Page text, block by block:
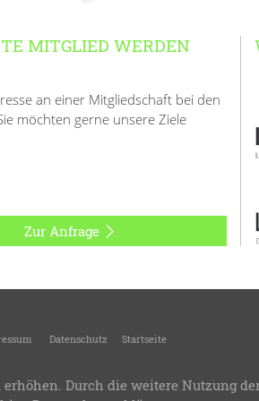
MITGLIED WERDEN
an einer Mitgliedschaft bei den
möchten gerne unsere Ziele
Zur Anfrage
Datenschutz
Startseite
Württemberg-Baden e.V.-Design &
Durch die weitere Nutzung